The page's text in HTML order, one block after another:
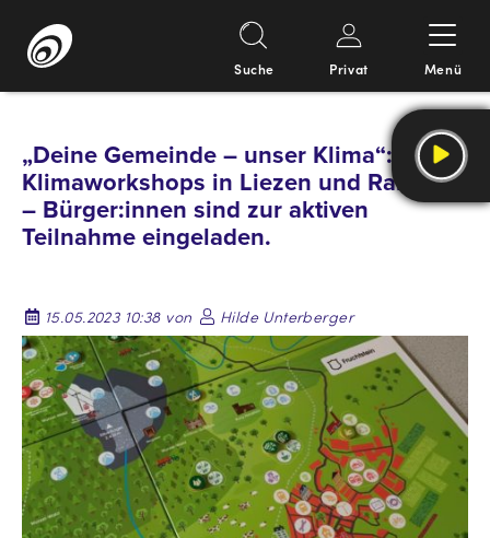
Inhalt
Suche Privat Menü
„Deine Gemeinde – unser Klima“:
Klimaworkshops in Liezen und Ramsau
– Bürger:innen sind zur aktiven
Teilnahme eingeladen.
15.05.2023 10:38 von Hilde Unterberger